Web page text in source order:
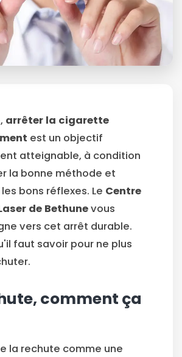
arrêter la cigarette
est un objectif
atteignable, à condition
la bonne méthode et
bons réflexes. Le Centre
de Bethunevous
vers cet arrêt durable.
faut savoir pour ne plus
comment ça
la rechute comme une